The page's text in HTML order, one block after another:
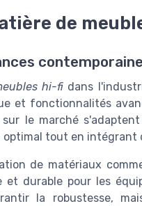
de
hi-fidans
et fonctionnalités
le marché
tout en intégrant
de matériaux
durable pour les
la robustesse,